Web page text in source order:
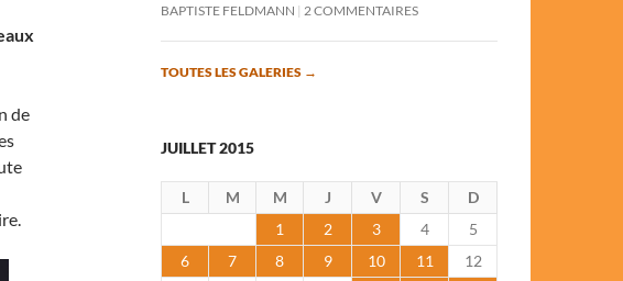
de
BAPTISTE FELDMANN
2 COMMENTAIRES
TOUTES LES GALERIES →
JUILLET 2015
L M M J V S
D
1
2 3 4
5
6
7 8 9 10 11
12